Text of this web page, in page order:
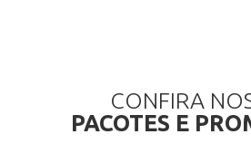
CONFIRA
PACOTES E